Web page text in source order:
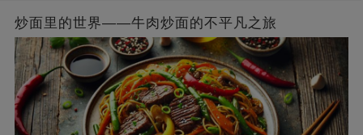
炒面里的世界——牛肉炒面的不平凡之旅